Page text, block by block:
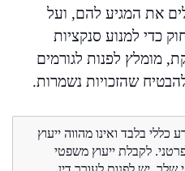
את המגיע להם, ועל
כדי למנוע סנקציות
מומלץ לפנות לגורמים
שהזכויות נשמרות.
בלבד ואינו מהווה ייעוץ
לקבלת ייעוץ משפטי